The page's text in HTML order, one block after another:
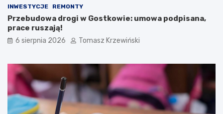
INWESTYCJE REMONTY
Przebudowa drogi w Gostkowie: umowa podpisana,
prace ruszają!
6 sierpnia 2026 Tomasz Krzewiński